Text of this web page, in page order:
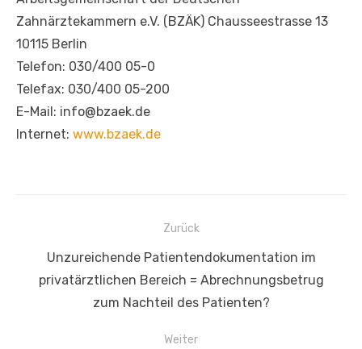
Zahnärztekammern e.V. (BZÄK) Chausseestrasse 13
10115 Berlin
Telefon: 030/400 05-0
Telefax: 030/400 05-200
E-Mail: info@bzaek.de
Internet: www.bzaek.de
Beitragsnavigation
Zurück
Vorheriger
Unzureichende Patientendokumentation im
privatärztlichen Bereich = Abrechnungsbetrug
zum Nachteil des Patienten?
Weiter